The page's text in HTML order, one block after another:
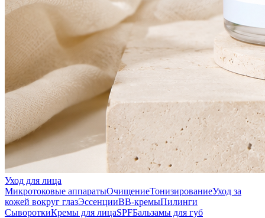
Уход для лица
Микротоковые аппаратыОчищениеТонизированиеУход за
кожей вокруг глазЭссенцииВВ-кремыПилинги
СывороткиКремы для лицаSPFБальзамы для губ